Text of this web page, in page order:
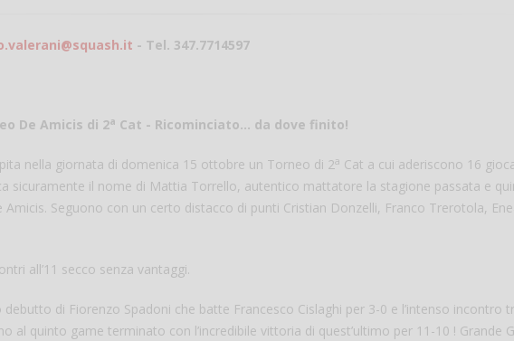
- Tel. 347.7714597
De Amicis di 2a Cat - Ricominciato… da dove finito!
nella giornata di domenica 15 ottobre un Torneo di 2a Cat a cui aderiscono 16
sicuramente il nome di Mattia Torrello, autentico mattatore la stagione passata e
Seguono con un certo distacco di punti Cristian Donzelli, Franco Trerotola,
all’11 secco senza vantaggi.
debutto di Fiorenzo Spadoni che batte Francesco Cislaghi per 3-0 e l’intenso incontro
al quinto game terminato con l’incredibile vittoria di quest’ultimo per 11-10 ! Grande